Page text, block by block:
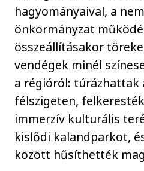
hagyományaival, a
önkormányzat
összeállításakor
vendégek minél
a régióról: túrázhattak
félszigeten,
immerzív kulturális
kislődi kalandparkot,
között hűsíthették